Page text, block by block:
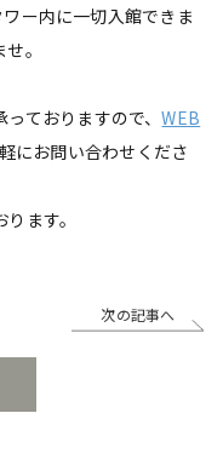
ー内に一切入館できま
。
っておりますので、WEB
にお問い合わせくださ
ます。
次の記事へ